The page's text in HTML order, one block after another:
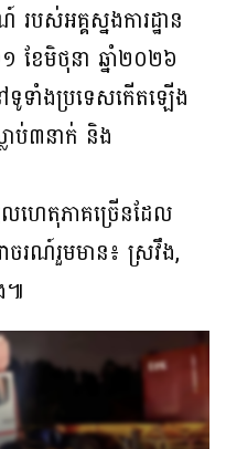
បស់អគ្គស្នងការដ្ឋាន
ខែមិថុនា ឆ្នាំ២០២៦
ទូទាំងប្រទេសកើតឡើង
ប់៣នាក់ និង
ហេតុភាគច្រើនដែល
ាចរណ៍រួមមាន៖ ស្រវឹង,
៕